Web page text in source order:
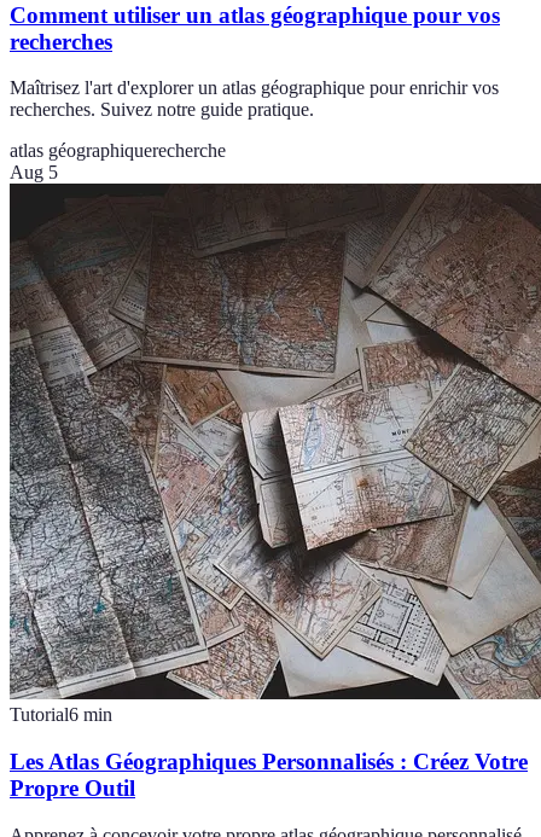
Comment utiliser un atlas géographique pour vos
recherches
Maîtrisez l'art d'explorer un atlas géographique pour enrichir vos
recherches. Suivez notre guide pratique.
atlas géographiquerecherche
Aug 5
Tutorial6 min
Les Atlas Géographiques Personnalisés : Créez Votre
Propre Outil